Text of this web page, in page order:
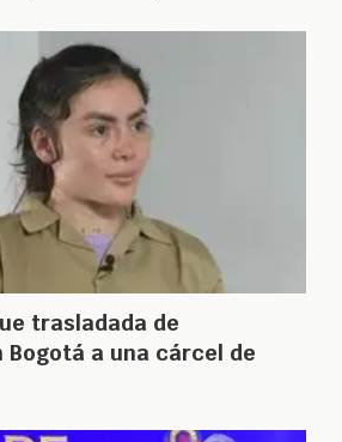
trasladada de
Bogotá a una cárcel de